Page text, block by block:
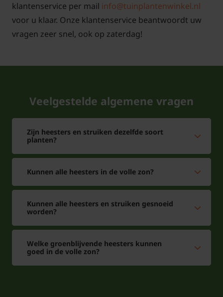
klantenservice per mail info@tuinplantenwinkel.nl
voor u klaar. Onze klantenservice beantwoordt uw
vragen zeer snel, ook op zaterdag!
Veelgestelde algemene vragen
Zijn heesters en struiken dezelfde soort
planten?
Kunnen alle heesters in de volle zon?
Kunnen alle heesters en struiken gesnoeid
worden?
Welke groenblijvende heesters kunnen
goed in de volle zon?